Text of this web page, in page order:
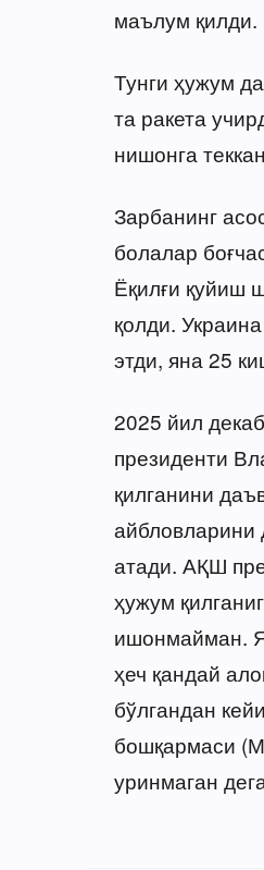
маълум қилди.
Тунги ҳужум
та ракета
нишонга
Зарбанинг
болалар
Ёқилғи қуйиш
қолди.
этди, яна 25
2025 йил
президенти
қилганини
айбловларини
атади. АҚШ
ҳужум
ишонмайман.
ҳеч қандай
бўлгандан
бошқармаси
уринмаган